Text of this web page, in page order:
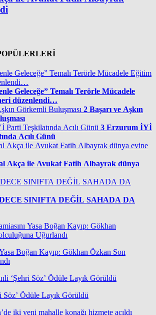
Geleceğe” Temalı Terörle Mücadele
düzenlendi…
2 Başarı ve Aşkın
3 Erzurum İYİ
Acılı Günü
Akça ile Avukat Fatih Albayrak dünya
SINIFTA DEĞİL SAHADA DA
Boğan Kayıp: Gökhan Özkan Son
Söz’ Ödüle Layık Görüldü